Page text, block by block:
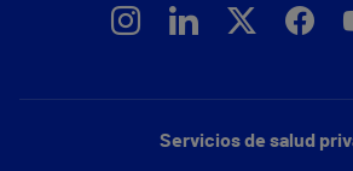
Servicios de salud